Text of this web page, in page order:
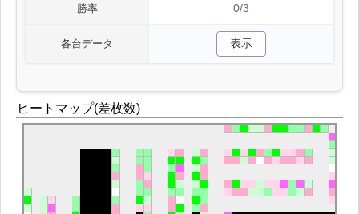
勝率 0/3
各台データ 表示
ヒートマップ(差枚数)